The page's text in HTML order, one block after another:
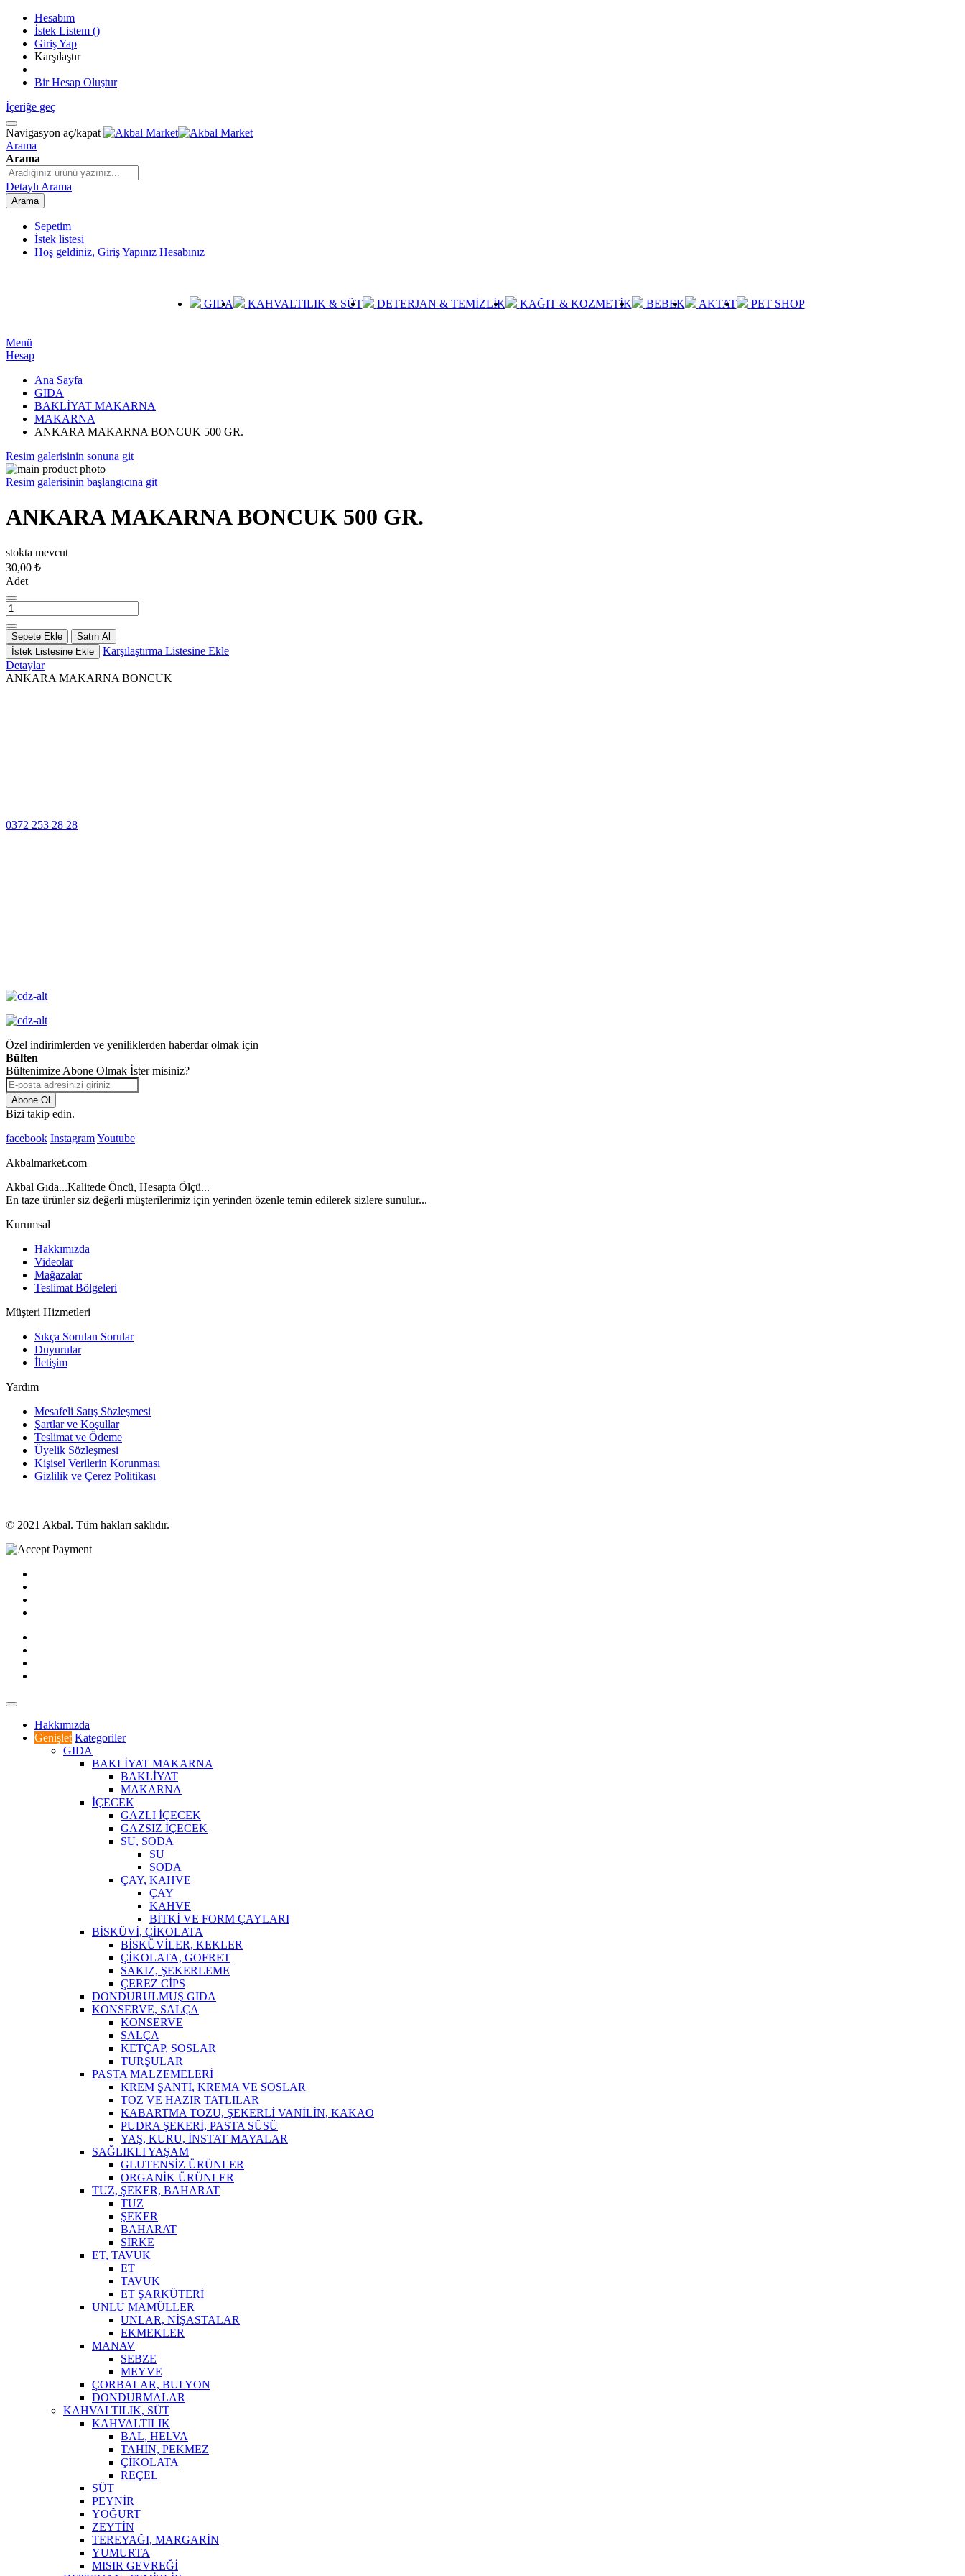
Hesabım
İstek Listem ()
Giriş Yap
Karşılaştır
Bir Hesap Oluştur
İçeriğe geç
Navigasyon aç/kapat
Arama
Arama
Detaylı Arama
Arama
Sepetim
İstek listesi
Hoş geldiniz, Giriş Yapınız Hesabınız
GIDA KAHVALTILIK & SÜT DETERJAN & TEMİZLİK KAĞIT & KOZMETİK BEBEK AKTAT PET SHOP
Menü
Hesap
Ana Sayfa
GIDA
BAKLİYAT MAKARNA
MAKARNA
ANKARA MAKARNA BONCUK 500 GR.
Resim galerisinin sonuna git
Resim galerisinin başlangıcına git
ANKARA MAKARNA BONCUK 500 GR.
stokta mevcut
30,00 ₺
Adet
Sepete Ekle
Satın Al
İstek Listesine Ekle
Karşılaştırma Listesine Ekle
Detaylar
ANKARA MAKARNA BONCUK
0372 253 28 28
Özel indirimlerden ve yeniliklerden haberdar olmak için
Bülten
Bültenimize Abone Olmak İster misiniz?
Abone Ol
Bizi takip edin.
facebook InstagramYoutube
Akbalmarket.com
Akbal Gıda...Kalitede Öncü, Hesapta Ölçü...
En taze ürünler siz değerli müşterilerimiz için yerinden özenle temin edilerek sizlere sunulur...
Kurumsal
Hakkımızda
Videolar
Mağazalar
Teslimat Bölgeleri
Müşteri Hizmetleri
Sıkça Sorulan Sorular
Duyurular
İletişim
Yardım
Mesafeli Satış Sözleşmesi
Şartlar ve Koşullar
Teslimat ve Ödeme
Üyelik Sözleşmesi
Kişisel Verilerin Korunması
Gizlilik ve Çerez Politikası
© 2021 Akbal. Tüm hakları saklıdır.
Hakkımızda
Genişlet Kategoriler
GIDA
BAKLİYAT MAKARNA
BAKLİYAT
MAKARNA
İÇECEK
GAZLI İÇECEK
GAZSIZ İÇECEK
SU, SODA
SU
SODA
ÇAY, KAHVE
ÇAY
KAHVE
BİTKİ VE FORM ÇAYLARI
BİSKÜVİ, ÇİKOLATA
BİSKÜVİLER, KEKLER
ÇİKOLATA, GOFRET
SAKIZ, ŞEKERLEME
ÇEREZ CİPS
DONDURULMUŞ GIDA
KONSERVE, SALÇA
KONSERVE
SALÇA
KETÇAP, SOSLAR
TURŞULAR
PASTA MALZEMELERİ
KREM ŞANTİ, KREMA VE SOSLAR
TOZ VE HAZIR TATLILAR
KABARTMA TOZU, ŞEKERLİ VANİLİN, KAKAO
PUDRA ŞEKERİ, PASTA SÜSÜ
YAŞ, KURU, İNSTAT MAYALAR
SAĞLIKLI YAŞAM
GLUTENSİZ ÜRÜNLER
ORGANİK ÜRÜNLER
TUZ, ŞEKER, BAHARAT
TUZ
ŞEKER
BAHARAT
SİRKE
ET, TAVUK
ET
TAVUK
ET ŞARKÜTERİ
UNLU MAMÜLLER
UNLAR, NİŞASTALAR
EKMEKLER
MANAV
SEBZE
MEYVE
ÇORBALAR, BULYON
DONDURMALAR
KAHVALTILIK, SÜT
KAHVALTILIK
BAL, HELVA
TAHİN, PEKMEZ
ÇİKOLATA
REÇEL
SÜT
PEYNİR
YOĞURT
ZEYTİN
TEREYAĞI, MARGARİN
YUMURTA
MISIR GEVREĞİ